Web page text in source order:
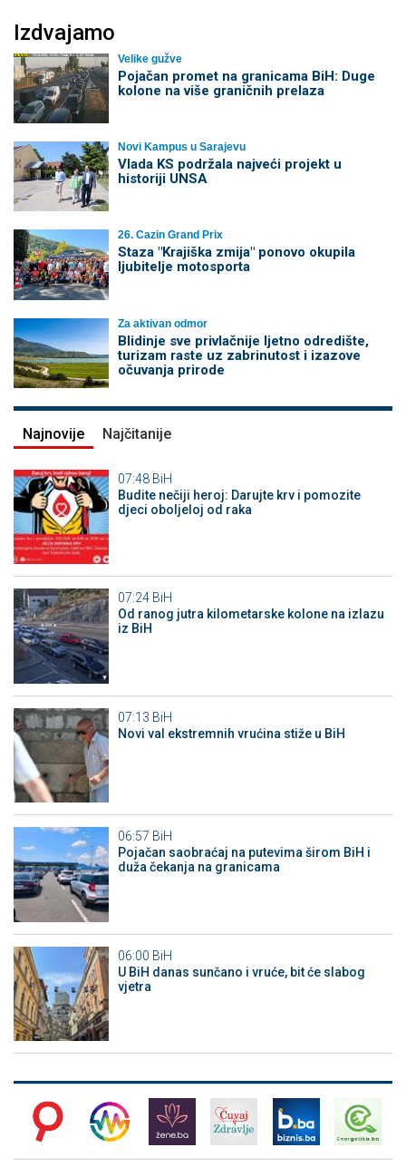
Izdvajamo
Velike gužve
Pojačan promet na granicama BiH: Duge
kolone na više graničnih prelaza
Novi Kampus u Sarajevu
Vlada KS podržala najveći projekt u
historiji UNSA
26. Cazin Grand Prix
Staza "Krajiška zmija" ponovo okupila
ljubitelje motosporta
Za aktivan odmor
Blidinje sve privlačnije ljetno odredište,
turizam raste uz zabrinutost i izazove
očuvanja prirode
Najnovije Najčitanije
07:48 BiH
Budite nečiji heroj: Darujte krv i pomozite
djeci oboljeloj od raka
07:24 BiH
Od ranog jutra kilometarske kolone na izlazu
iz BiH
07:13 BiH
Novi val ekstremnih vrućina stiže u BiH
06:57 BiH
Pojačan saobraćaj na putevima širom BiH i
duža čekanja na granicama
06:00 BiH
U BiH danas sunčano i vruće, bit će slabog
vjetra